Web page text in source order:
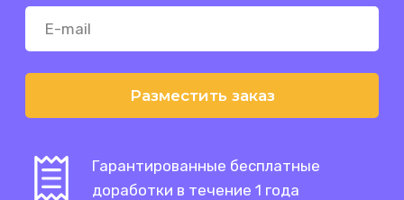
Разместить заказ
Гарантированные бесплатные
доработки в течение 1 года